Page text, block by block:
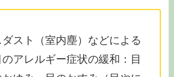
スト（室内塵）などによる
アレルギー症状の緩和：目